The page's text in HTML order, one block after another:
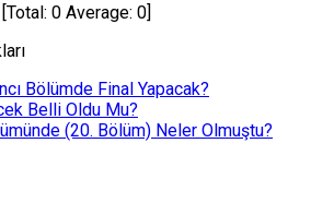
[Total: 0 Average: 0]
Bölümde Final Yapacak?
Belli Oldu Mu?
(20. Bölüm) Neler Olmuştu?